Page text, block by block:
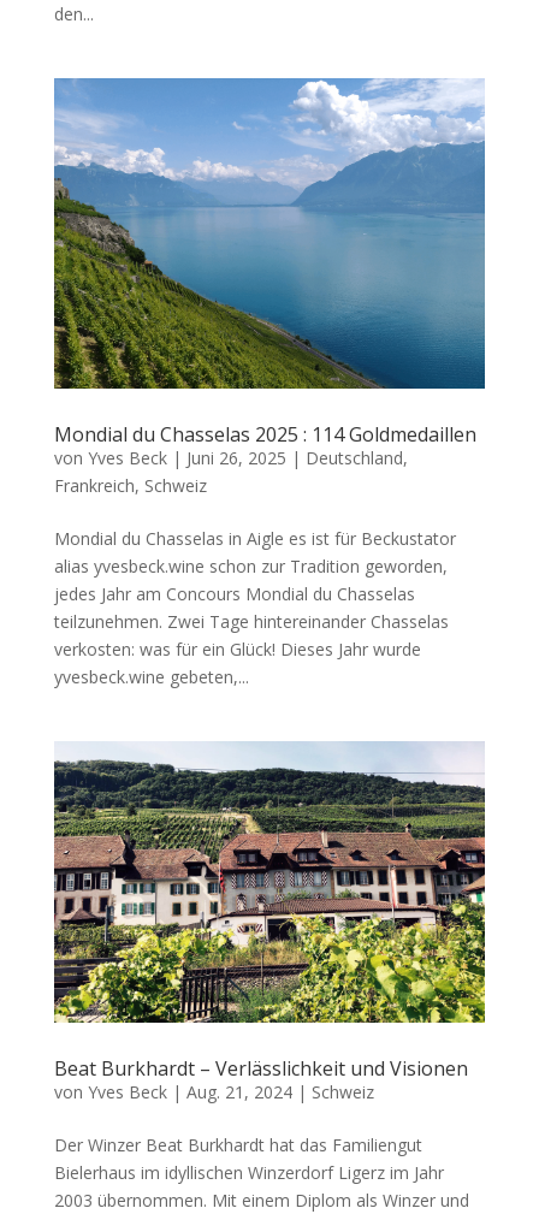
den...
Mondial du Chasselas 2025 : 114 Goldmedaillen
von Yves Beck| Juni 26, 2025 | Deutschland,
Frankreich, Schweiz
Mondial du Chasselas in Aigle es ist für Beckustator
alias yvesbeck.wine schon zur Tradition geworden,
jedes Jahr am Concours Mondial du Chasselas
teilzunehmen. Zwei Tage hintereinander Chasselas
verkosten: was für ein Glück! Dieses Jahr wurde
yvesbeck.wine gebeten,...
Beat Burkhardt – Verlässlichkeit und Visionen
von Yves Beck| Aug. 21, 2024| Schweiz
Der Winzer Beat Burkhardt hat das Familiengut
Bielerhaus im idyllischen Winzerdorf Ligerz im Jahr
2003 übernommen. Mit einem Diplom als Winzer und